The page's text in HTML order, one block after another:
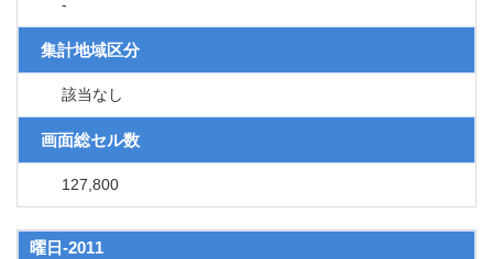
-
集計地域区分
該当なし
画面総セル数
127,800
曜日-2011